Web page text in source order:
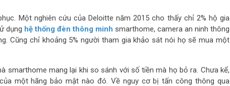
Một nghiên cứu của Deloitte năm 2015 cho thấy chỉ 2% hộ gia
dụng hệ thống đèn thông minh smarthome, camera an ninh thông
Cũng chỉ khoảng 5% người tham gia khảo sát nói họ sẽ mua một
smarthome mang lại khi so sánh với số tiền mà họ bỏ ra. Chưa kể,
một hãng bảo mật nào đó. Về nguy cơ bị tấn công thông qua